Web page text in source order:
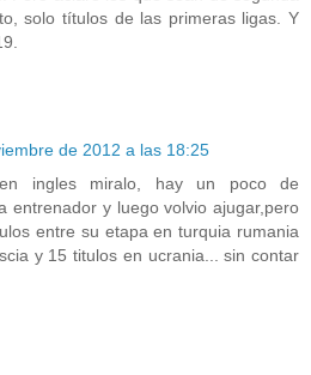
solo títulos de las primeras ligas. Y
de 2012 a las 18:25
en ingles miralo, hay un poco de
entrenador y luego volvio ajugar,pero
entre su etapa en turquia rumania
y 15 titulos en ucrania... sin contar